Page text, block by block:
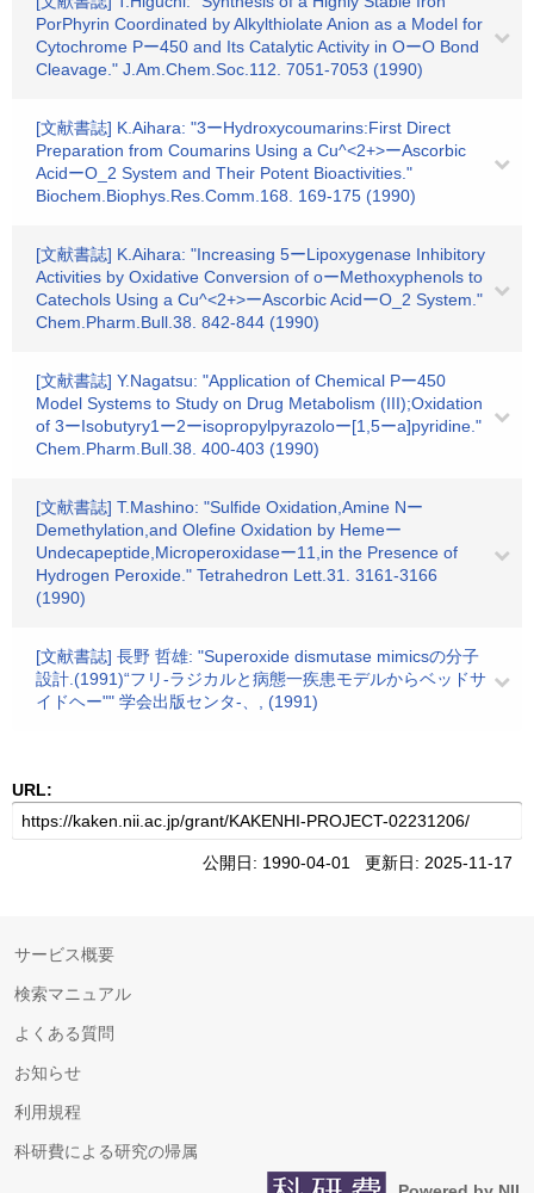
PorPhyrin Coordinated by Alkylthiolate Anion as a Model for
Cytochrome Pー450 and Its Catalytic Activity in OーO Bond
Cleavage." J.Am.Chem.Soc.112. 7051-7053 (1990)
[文献書誌] K.Aihara: "3ーHydroxycoumarins:First Direct
Preparation from Coumarins Using a Cu^<2+>ーAscorbic
AcidーO_2 System and Their Potent Bioactivities."
Biochem.Biophys.Res.Comm.168. 169-175 (1990)
[文献書誌] K.Aihara: "Increasing 5ーLipoxygenase Inhibitory
Activities by Oxidative Conversion of oーMethoxyphenols to
Catechols Using a Cu^<2+>ーAscorbic AcidーO_2 System."
Chem.Pharm.Bull.38. 842-844 (1990)
[文献書誌] Y.Nagatsu: "Application of Chemical Pー450
Model Systems to Study on Drug Metabolism (III);Oxidation
of 3ーIsobutyry1ー2ーisopropylpyrazoloー[1,5ーa]pyridine."
Chem.Pharm.Bull.38. 400-403 (1990)
[文献書誌] T.Mashino: "Sulfide Oxidation,Amine Nー
Demethylation,and Olefine Oxidation by Hemeー
Undecapeptide,Microperoxidaseー11,in the Presence of
Hydrogen Peroxide." Tetrahedron Lett.31. 3161-3166
(1990)
[文献書誌] 長野 哲雄: "Superoxide dismutase mimicsの分子
設計.(1991)“フリ-ラジカルと病態一疾患モデルからベッドサ
イドヘー"" 学会出版センタ-、, (1991)
URL:
公開日: 1990-04-01 更新日: 2025-11-17
サービス概要
検索マニュアル
よくある質問
お知らせ
利用規程
科研費による研究の帰属